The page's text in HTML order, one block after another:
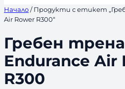
Начало/ Продукти с етикет
Air Rower R300“
Гребен
Endurance Air
R300